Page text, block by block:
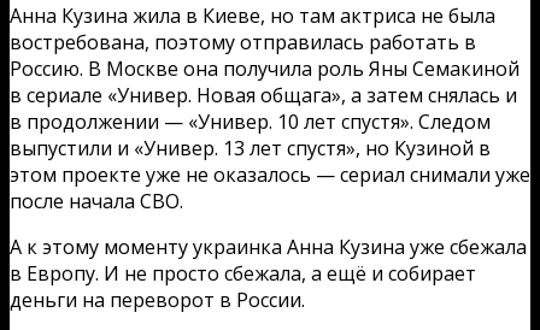
Анна Кузина жила в Киеве, но там актриса не была
востребована, поэтому отправилась работать в
Россию. В Москве она получила роль Яны Семакиной
в сериале «Универ. Новая общага», а затем снялась и
в продолжении — «Универ. 10 лет спустя». Следом
выпустили и «Универ. 13 лет спустя», но Кузиной в
этом проекте уже не оказалось — сериал снимали уже
после начала СВО.
А к этому моменту украинка Анна Кузина уже сбежала
в Европу. И не просто сбежала, а ещё и собирает
деньги на переворот в России.